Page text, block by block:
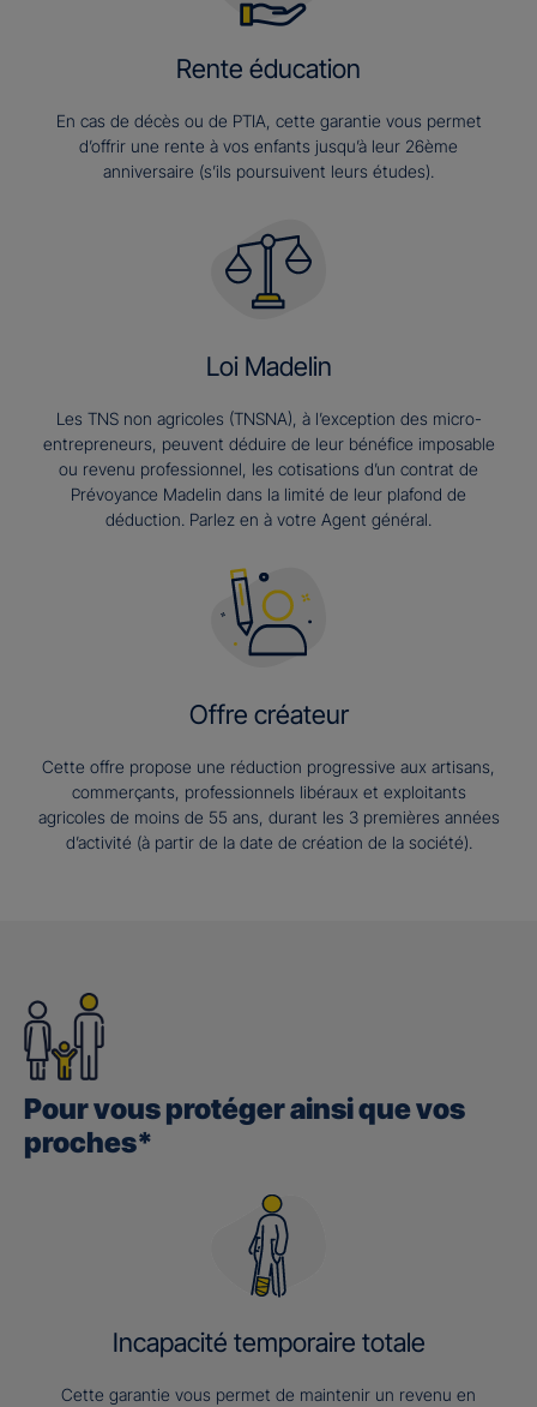
Rente éducation
En cas de décès ou de PTIA, cette garantie vous permet
d’offrir une rente à vos enfants jusqu’à leur 26ème
anniversaire (s’ils poursuivent leurs études).​
Loi Madelin
Les TNS non agricoles (TNSNA), à l’exception des micro-
entrepreneurs, peuvent déduire de leur bénéfice imposable
ou revenu professionnel, les cotisations d’un contrat de
Prévoyance Madelin dans la limité de leur plafond de
déduction. Parlez en à votre Agent général.
Offre créateur
Cette offre propose une réduction progressive aux artisans,
commerçants, professionnels libéraux et exploitants
agricoles de moins de 55 ans, durant les 3 premières années
d’activité (à partir de la date de création de la société).
Pour vous protéger ainsi que vos
proches*
Incapacité temporaire totale
Cette garantie vous permet de maintenir un revenu en